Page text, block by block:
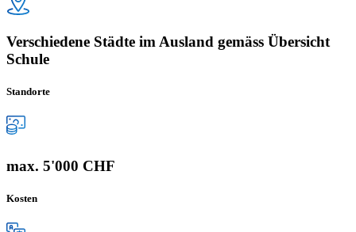
Verschiedene Städte im Ausland gemäss Übersicht
Schule
Standorte
max. 5'000 CHF
Kosten